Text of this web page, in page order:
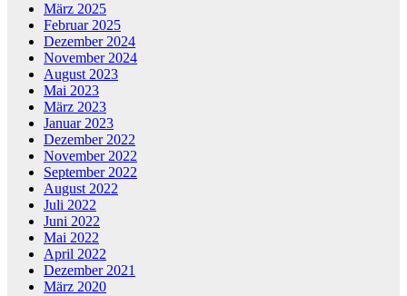
März 2025
Februar 2025
Dezember 2024
November 2024
August 2023
Mai 2023
März 2023
Januar 2023
Dezember 2022
November 2022
September 2022
August 2022
Juli 2022
Juni 2022
Mai 2022
April 2022
Dezember 2021
März 2020